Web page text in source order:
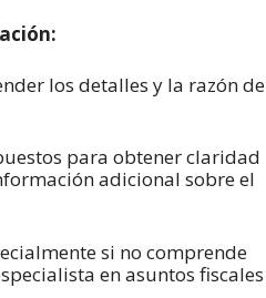
los detalles y la razón de
para obtener claridad
adicional sobre el
si no comprende
en asuntos fiscales